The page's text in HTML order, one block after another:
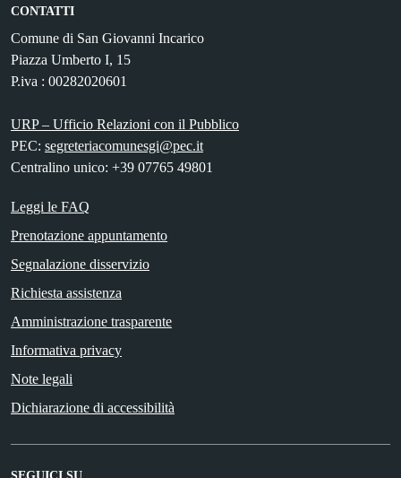
CONTATTI
Comune di San Giovanni Incarico
Piazza Umberto I, 15
P.iva : 00282020601
URP – Ufficio Relazioni con il Pubblico
PEC: segreteriacomunesgi@pec.it
Centralino unico: +39 07765 49801
Leggi le FAQ
Prenotazione appuntamento
Segnalazione disservizio
Richiesta assistenza
Amministrazione trasparente
Informativa privacy
Note legali
Dichiarazione di accessibilità